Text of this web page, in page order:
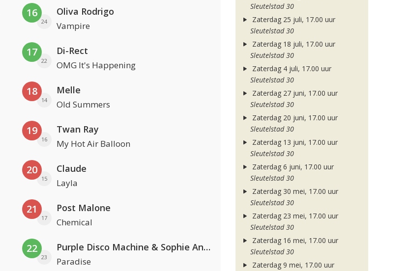
16
24
Oliva Rodrigo
Vampire
17
22
Di-Rect
OMG It's Happening
18
14
Melle
Old Summers
19
16
Twan Ray
My Hot Air Balloon
20
15
Claude
Layla
21
17
Post Malone
Chemical
22
23
Purple Disco Machine & Sophie And The Giants
Paradise
Sleutelstad 30
Zaterdag 25 juli, 17.00 uur
Sleutelstad 30
Zaterdag 18 juli, 17.00 uur
Sleutelstad 30
Zaterdag 4 juli, 17.00 uur
Sleutelstad 30
Zaterdag 27 juni, 17.00 uur
Sleutelstad 30
Zaterdag 20 juni, 17.00 uur
Sleutelstad 30
Zaterdag 13 juni, 17.00 uur
Sleutelstad 30
Zaterdag 6 juni, 17.00 uur
Sleutelstad 30
Zaterdag 30 mei, 17.00 uur
Sleutelstad 30
Zaterdag 23 mei, 17.00 uur
Sleutelstad 30
Zaterdag 16 mei, 17.00 uur
Sleutelstad 30
Zaterdag 9 mei, 17.00 uur